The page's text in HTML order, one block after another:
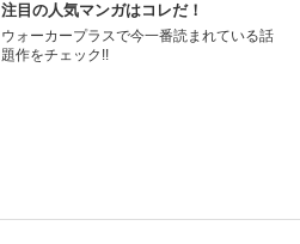
注目の人気マンガはコレだ！
ウォーカープラスで今一番読まれている話
題作をチェック!!